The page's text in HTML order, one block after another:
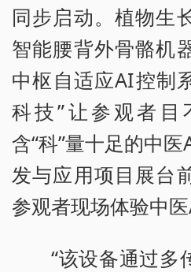
同步启动。植物生
智能腰背外骨骼机
中枢自适应AI控制
科技”让参观者目
含“科”量十足的中
发与应用项目展台
参观者现场体验中医
“该设备通过多